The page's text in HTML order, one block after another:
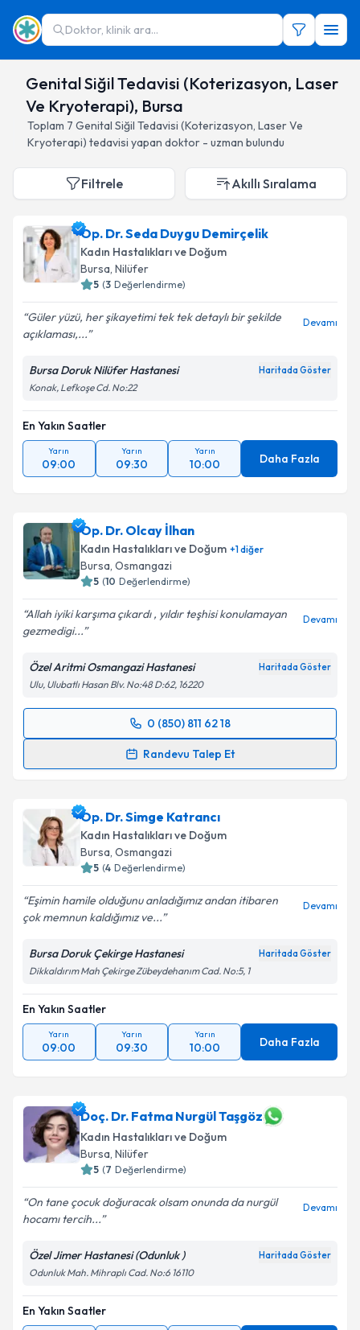
Doktor, klinik ara...
Genital Siğil Tedavisi (Koterizasyon, Laser
Ve Kryoterapi), Bursa
Toplam 7 Genital Siğil Tedavisi (Koterizasyon, Laser Ve
Kryoterapi) tedavisi yapan doktor - uzman bulundu
Filtrele Akıllı Sıralama
Op. Dr. Seda Duygu Demirçelik
Kadın Hastalıkları ve Doğum
Bursa, Nilüfer
5 (3 Değerlendirme)
Güler yüzü, her şikayetimi tek tek detaylı bir şekilde
açıklaması,...
Devamı
Bursa Doruk Nilüfer Hastanesi Haritada Göster
Konak, Lefkoşe Cd. No:22
En Yakın Saatler
Yarın
09:00
Yarın
09:30
Yarın
10:00 Daha Fazla
Op. Dr. Olcay İlhan
Kadın Hastalıkları ve Doğum +1diğer
Bursa, Osmangazi
5 (10 Değerlendirme)
Allah iyiki karşıma çıkardı , yıldır teşhisi konulamayan
gezmedigi...
Devamı
Özel Aritmi Osmangazi Hastanesi Haritada Göster
Ulu, Ulubatlı Hasan Blv. No:48 D:62, 16220
0 (850) 811 62 18
Randevu Talep Et
Randevu Takvimi Talebi
takvim hazırlandığında e-posta ile bilgilendireceğiz.
E-posta Adresiniz
Kişisel verilerimin işlenmesine ilişkin
kapsamda işlenmesini kabul ediyorum.
Op. Dr. Simge Katrancı
Kadın Hastalıkları ve Doğum
Bursa, Osmangazi
5 (4 Değerlendirme)
Eşimin hamile olduğunu anladığımız andan itibaren
çok memnun kaldığımız ve...
Devamı
Bursa Doruk Çekirge Hastanesi Haritada Göster
Dikkaldırım Mah Çekirge Zübeydehanım Cad. No:5, 1
En Yakın Saatler
Yarın
09:00
Yarın
09:30
Yarın
10:00 Daha Fazla
Doç. Dr. Fatma Nurgül Taşgöz
Kadın Hastalıkları ve Doğum
Bursa, Nilüfer
5 (7 Değerlendirme)
On tane çocuk doğuracak olsam onunda da nurgül
hocamı tercih...
Devamı
Özel Jimer Hastanesi (Odunluk ) Haritada Göster
Odunluk Mah. Mihraplı Cad. No:6 16110
En Yakın Saatler